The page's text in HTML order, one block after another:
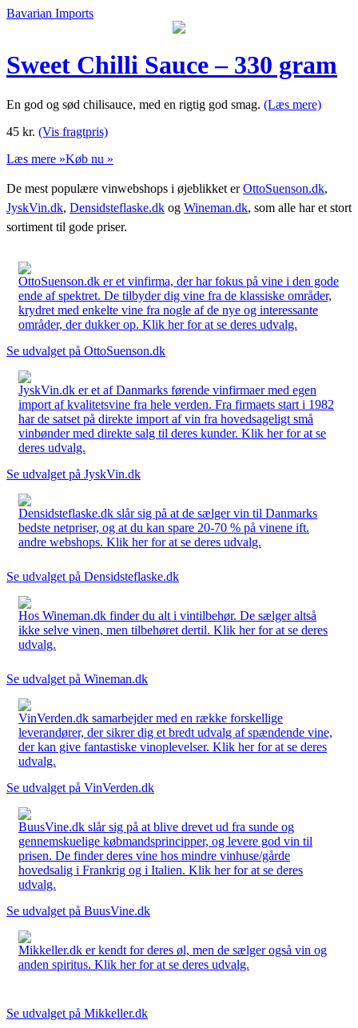
Bavarian Imports
Sweet Chilli Sauce – 330 gram
En god og sød chilisauce, med en rigtig god smag. (Læs mere)
45 kr. (Vis fragtpris)
Læs mere »Køb nu »
De mest populære vinwebshops i øjeblikket erOttoSuenson.dk,
JyskVin.dk, Densidsteflaske.dk og Wineman.dk, som alle har et stort
sortiment til gode priser.
OttoSuenson.dk er et vinfirma, der har fokus på vine i den gode
ende af spektret. De tilbyder dig vine fra de klassiske områder,
krydret med enkelte vine fra nogle af de nye og interessante
områder, der dukker op. Klik her for at se deres udvalg.
Se udvalget på OttoSuenson.dk
JyskVin.dk er et af Danmarks førende vinfirmaer med egen
import af kvalitetsvine fra hele verden. Fra firmaets start i 1982
har de satset på direkte import af vin fra hovedsageligt små
vinbønder med direkte salg til deres kunder. Klik her for at se
deres udvalg.
Se udvalget på JyskVin.dk
Densidsteflaske.dk slår sig på at de sælger vin til Danmarks
bedste netpriser, og at du kan spare 20-70 % på vinene ift.
andre webshops. Klik her for at se deres udvalg.
Se udvalget på Densidsteflaske.dk
Hos Wineman.dk finder du alt i vintilbehør. De sælger altså
ikke selve vinen, men tilbehøret dertil. Klik her for at se deres
udvalg.
Se udvalget på Wineman.dk
VinVerden.dk samarbejder med en række forskellige
leverandører, der sikrer dig et bredt udvalg af spændende vine,
der kan give fantastiske vinoplevelser. Klik her for at se deres
udvalg.
Se udvalget på VinVerden.dk
BuusVine.dk slår sig på at blive drevet ud fra sunde og
gennemskuelige købmandsprincipper, og levere god vin til
prisen. De finder deres vine hos mindre vinhuse/gårde
hovedsalig i Frankrig og i Italien. Klik her for at se deres
udvalg.
Se udvalget på BuusVine.dk
Mikkeller.dk er kendt for deres øl, men de sælger også vin og
anden spiritus. Klik her for at se deres udvalg.
Se udvalget på Mikkeller.dk